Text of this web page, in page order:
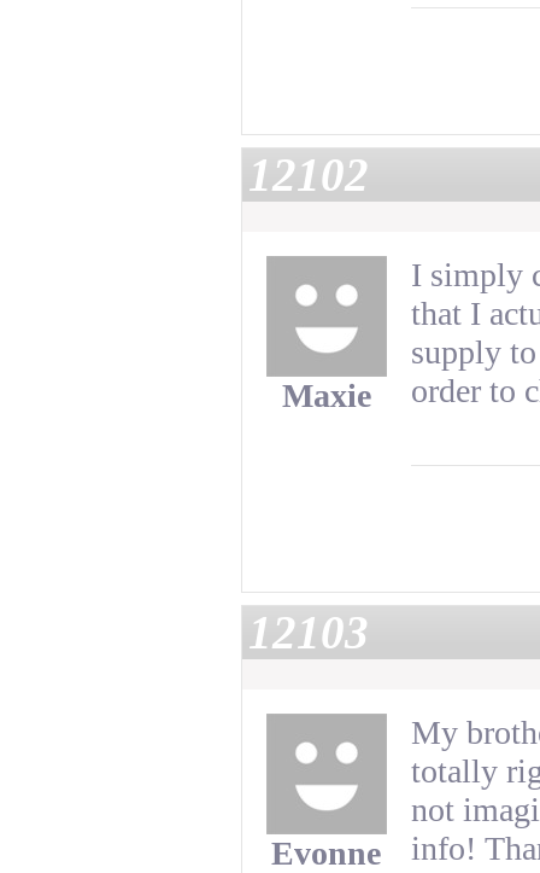
12102
Maxie
I simply
that I
supply
order to
12103
Evonne
My
totally
not
info!